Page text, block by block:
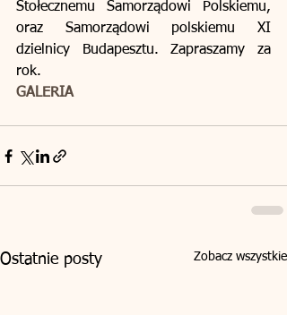
Stołecznemu Samorządowi Polskiemu,
oraz Samorządowi polskiemu XI
dzielnicy Budapesztu. Zapraszamy za
rok.
GALERIA
Ostatnie posty Zobacz wszystkie